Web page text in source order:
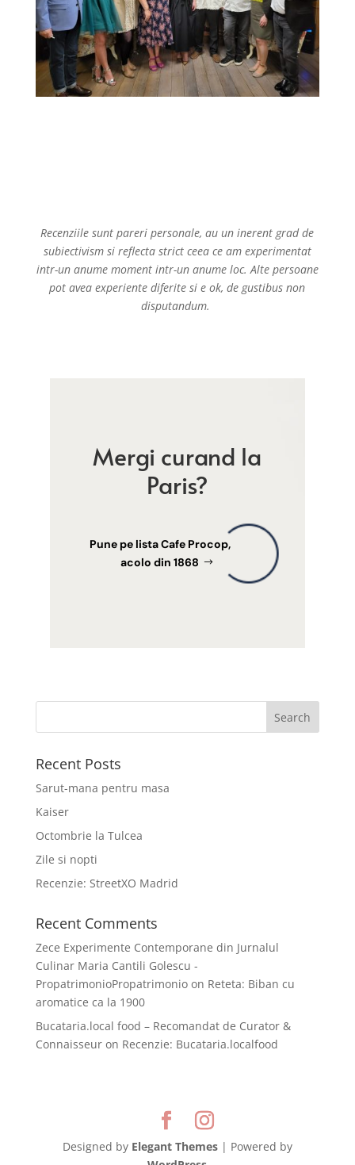
Recenziile sunt pareri personale, au un inerent grad de
subiectivism si reflecta strict ceea ce am experimentat
intr-un anume moment intr-un anume loc. Alte persoane
pot avea experiente diferite si e ok, de gustibus non
disputandum.
Mergi curand la
Paris?
Pune pe lista Cafe Procop,
acolo din 1868
Recent Posts
Sarut-mana pentru masa
Kaiser
Octombrie la Tulcea
Zile si nopti
Recenzie: StreetXO Madrid
Recent Comments
Zece Experimente Contemporane din Jurnalul
Culinar Maria Cantili Golescu -
PropatrimonioPropatrimonioon Reteta: Biban cu
aromatice ca la 1900
Bucataria.local food – Recomandat de Curator &
Connaisseuron Recenzie: Bucataria.localfood
Designed by Elegant Themes| Powered by